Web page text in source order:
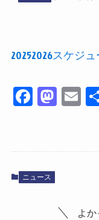
20252026スケジ
Fa
ce
ok
M
as
do
E
m
ニュース
よ